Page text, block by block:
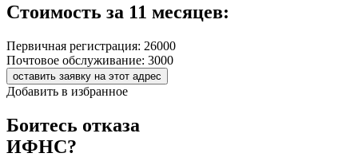
Стоимость за 11 месяцев:
Первичная регистрация: 26000
Почтовое обслуживание: 3000
оставить заявку на этот адрес
Добавить в избранное
Боитесь отказа
ИФНС?